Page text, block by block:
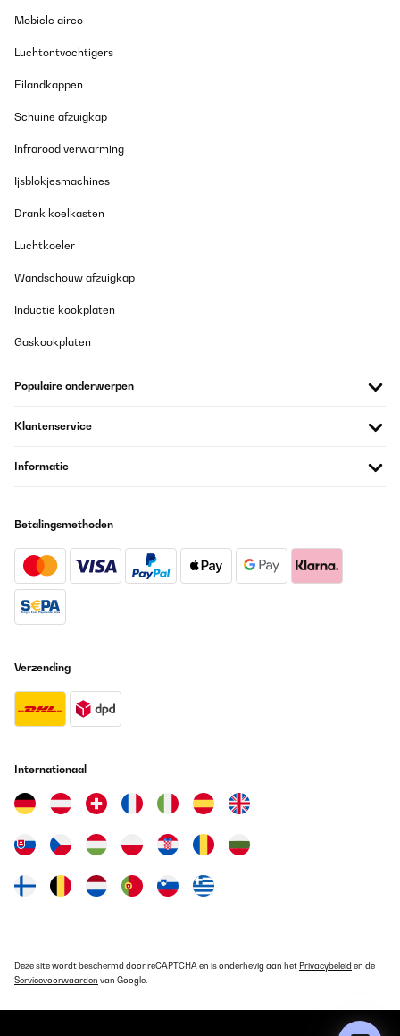
Mobiele airco
Luchtontvochtigers
Eilandkappen
Schuine afzuigkap
Infrarood verwarming
Ijsblokjesmachines
Drank koelkasten
Luchtkoeler
Wandschouw afzuigkap
Inductie kookplaten
Gaskookplaten
Populaire onderwerpen
Klantenservice
Informatie
Betalingsmethoden
Verzending
Internationaal
Deze site wordt beschermd door reCAPTCHA en is onderhevig aan het Privacybeleid en de
Servicevoorwaarden van Google.